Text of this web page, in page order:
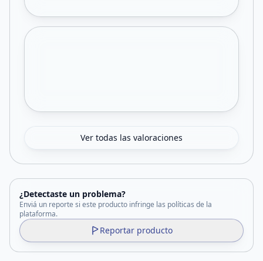
Ver todas las valoraciones
¿Detectaste un problema?
Enviá un reporte si este producto infringe las políticas de la
plataforma.
Reportar producto